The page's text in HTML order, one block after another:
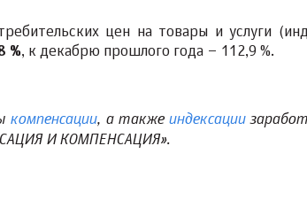
цен на товары и услуги
%, к декабрю прошлого года – 112,9 %.
компенсации, а также индексации
И КОМПЕНСАЦИЯ».